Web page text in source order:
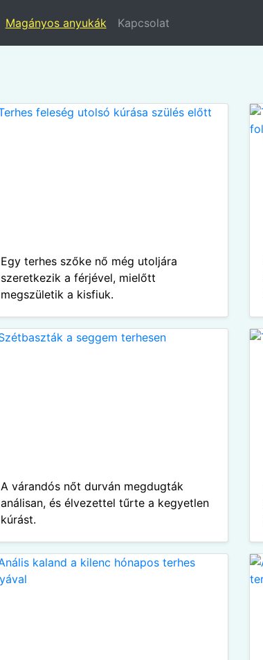
Magányos anyukák Kapcsolat
Egy terhes szőke nő még utoljára
szeretkezik a férjével, mielőtt
megszületik a kisfiuk.
A várandós nőt durván megdugták
análisan, és élvezettel tűrte a kegyetlen
kúrást.